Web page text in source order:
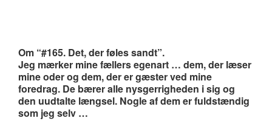
Om “#165. Det, der føles sandt”.
Jeg mærker mine fællers egenart … dem, der læser
mine oder og dem, der er gæster ved mine
foredrag. De bærer alle nysgerrigheden i sig og
den uudtalte længsel. Nogle af dem er fuldstændig
som jeg selv …